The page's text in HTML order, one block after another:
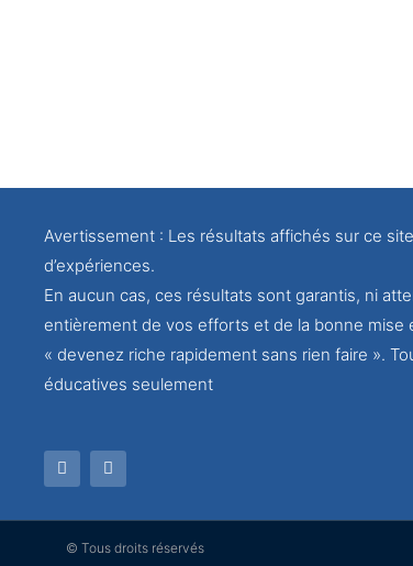
Avertissement : Les résultats affichés sur ce
d’expériences.
En aucun cas, ces résultats sont garantis, ni
entièrement de vos efforts et de la bonne mise
« devenez riche rapidement sans rien faire ».
éducatives seulement
© Tous droits réservés